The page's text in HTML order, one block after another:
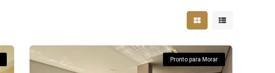
Mostrar resultados em
Mostrar
Pronto para Morar